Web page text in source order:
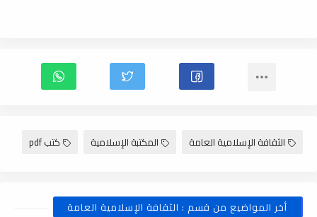
الثقافة الإسلامية العامة المكتبة الإسلامية كتب pdf
أخر المواضيع من قسم : الثقافة الإسلامية العامة